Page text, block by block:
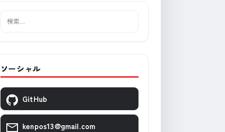
ソーシャル
GitHub
kenpos13@gmail.com